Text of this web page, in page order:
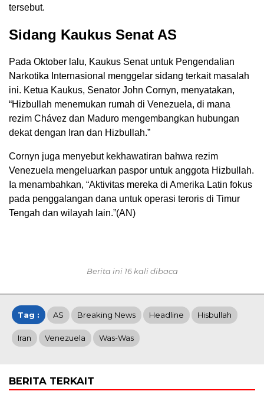
tersebut.
Sidang Kaukus Senat AS
Pada Oktober lalu, Kaukus Senat untuk Pengendalian
Narkotika Internasional menggelar sidang terkait masalah
ini. Ketua Kaukus, Senator John Cornyn, menyatakan,
“Hizbullah menemukan rumah di Venezuela, di mana
rezim Chávez dan Maduro mengembangkan hubungan
dekat dengan Iran dan Hizbullah.”
Cornyn juga menyebut kekhawatiran bahwa rezim
Venezuela mengeluarkan paspor untuk anggota Hizbullah.
Ia menambahkan, “Aktivitas mereka di Amerika Latin fokus
pada penggalangan dana untuk operasi teroris di Timur
Tengah dan wilayah lain.”(AN)
Berita ini 16 kali dibaca
Tag : AS Breaking News Headline Hisbullah
Iran Venezuela Was-Was
BERITA TERKAIT